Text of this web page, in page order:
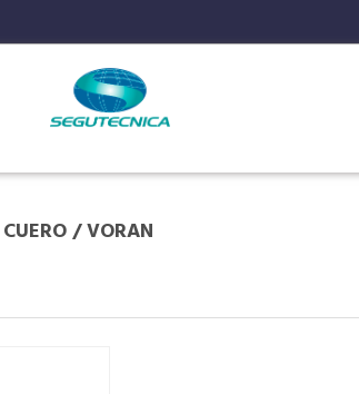
CUERO/VORAN